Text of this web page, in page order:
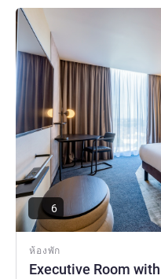
David Walker ฝ่ายบริหาร
ห้องพัก
Executive Room
ดูรายละเอียด
6